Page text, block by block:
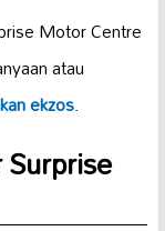
Motor Centre
atau
ekzos.